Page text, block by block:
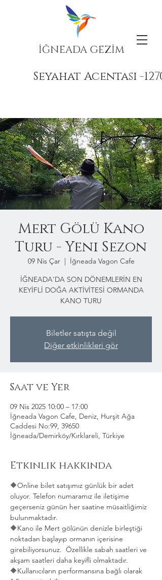
İĞNEADA GEZİM
Seyahat Acentası -
Mert Gölü Kano
Turu - Yeni Sezon
09 Nis Çar
  |
İğneada Vagon Cafe
İĞNEADA'DA SON DÖNEMLERİN EN
KEYİFLİ DOĞA AKTİVİTESİ ORMANDA
KANO TURU
Biletler satışta değil
Diğer etkinlikleri gör
Saat ve Yer
09 Nis 2025 10:00 – 17:00
İğneada Vagon Cafe, Deniz, Hurşit Ağa
Caddesi No:99, 39650
İğneada/Demirköy/Kırklareli, Türkiye
Etkinlik hakkında
🔶Online bilet satışımız günlük bir adet
oluyor. Telefon numaramız ile iletişime
geçerseniz günün her saatine müsaitliğimiz
bulunmaktadır.
🔶Kano ile Mert gölünün denizle birleştiği
noktadan başlayıp ormanın içerisine
girebiliyorsunuz.  Özellikle sabah saatleri ve
akşam saatleri daha keyifli olmaktadır.
🔶Kullanıcıların performansına bağlı olarak